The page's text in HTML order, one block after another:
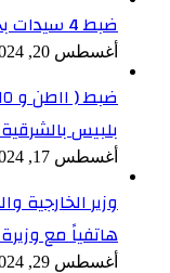
ضبط 4 سيدات بحوزتهم 19 كيلو لعقار الكبتاجون المخدر
أغسطس 20, 2024
بلبيس
أغسطس 17, 2024
وزير الخارجية
هاتفياً مع
أغسطس 29, 2024